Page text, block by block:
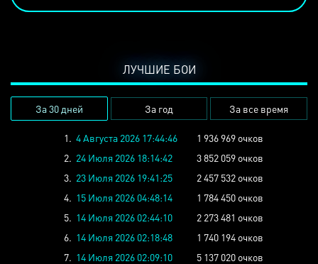
ЛУЧШИЕ БОИ
За 30 дней За год За все время
1. 4 Августа 2026 17:44:46
1 936 969 очков
2. 24 Июля 2026 18:14:42
3 852 059 очков
3. 23 Июля 2026 19:41:25
2 457 532 очков
4. 15 Июля 2026 04:48:14
1 784 450 очков
5. 14 Июля 2026 02:44:10
2 273 481 очков
6. 14 Июля 2026 02:18:48
1 740 194 очков
7. 14 Июля 2026 02:09:10
5 137 020 очков